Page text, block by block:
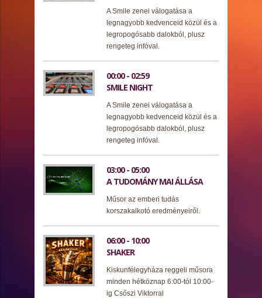
A Smile zenei válogatása a
legnagyobb kedvenceid közül és a
legropogósabb dalokból, plusz
rengeteg infóval.
00:00 - 02:59
SMILE NIGHT
A Smile zenei válogatása a
legnagyobb kedvenceid közül és a
legropogósabb dalokból, plusz
rengeteg infóval.
03:00 - 05:00
A TUDOMÁNY MAI ÁLLÁSA
Műsor az emberi tudás
korszakalkotó eredményeiről.
06:00 - 10:00
SHAKER
Kiskunfélegyháza reggeli műsora
minden hétköznap 6:00-tól 10:00-
ig Csőszi Viktorral